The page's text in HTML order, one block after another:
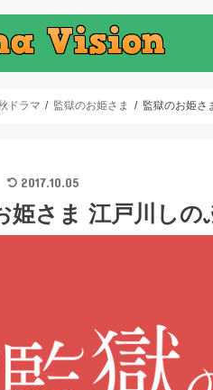
ドラマ 監獄のお姫さま 監獄のお姫さ
2017.10.05
姫さま 江戸川し